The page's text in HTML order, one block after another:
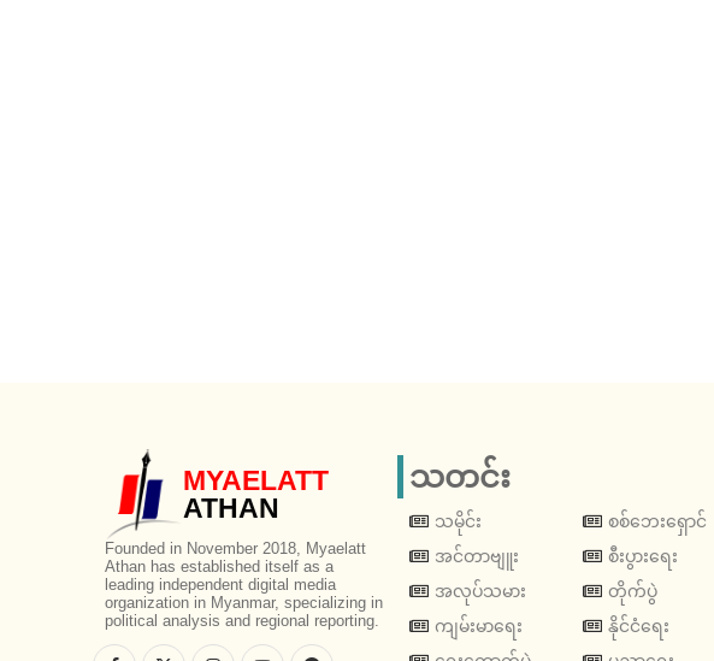
MYAELATT
ATHAN
Founded in November 2018, Myaelatt
Athan has established itself as a
leading independent digital media
organization in Myanmar, specializing in
political analysis and regional reporting.
သတင်း
သမိုင်း
အင်တာဗျူး
အလုပ်သမား
ကျမ်းမာရေး
စစ်ဘေးရှောင်
စီးပွားရေး
တိုက်ပွဲ
နိုင်ငံရေး